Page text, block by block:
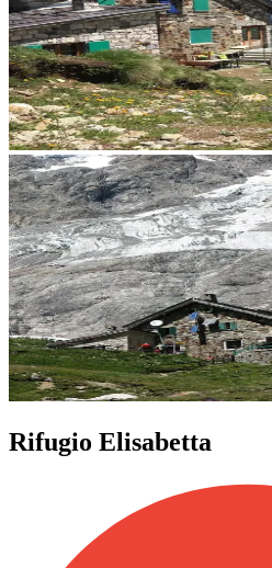
Rifugio Elisabetta